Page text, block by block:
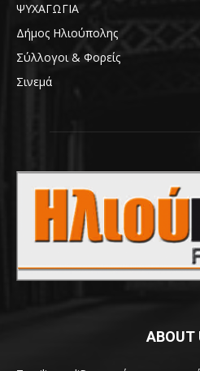
ΨΥΧΑΓΩΓΙΑ
Δήμος Ηλιούπολης
Σύλλογοι & Φορείς
Σινεμά
ABOUT